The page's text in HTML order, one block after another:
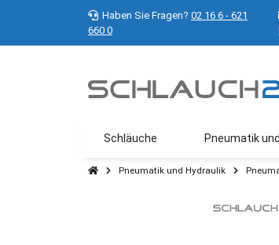
Haben Sie Fragen? 02 16 6 - 621
660 0
Schläuche Pneumatik
Pneumatik und Hydraulik